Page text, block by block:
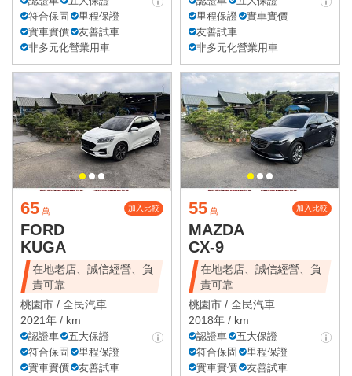
符合保固
里程保證
實車實價
友善試車
非多元化營業用車
里程保證
實車實價
友善試車
非多元化營業用車
65 萬 加入比較
FORD
KUGA
在地老店、誠信經營、負
責可靠
桃園市 / 全民汽車
2021年 / km
認證車
五大保證
符合保固
里程保證
實車實價
友善試車
55 萬 加入比較
MAZDA
CX-9
在地老店、誠信經營、負
責可靠
桃園市 / 全民汽車
2018年 / km
認證車
五大保證
符合保固
里程保證
實車實價
友善試車